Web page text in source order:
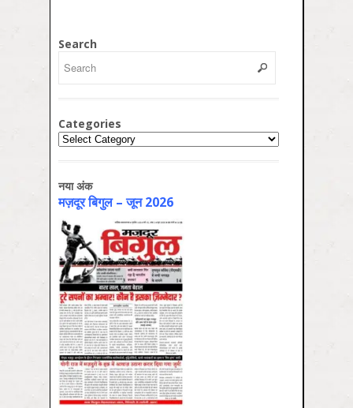
Search
Categories
Categories
नया अंक
मज़दूर बिगुल – जून 2026